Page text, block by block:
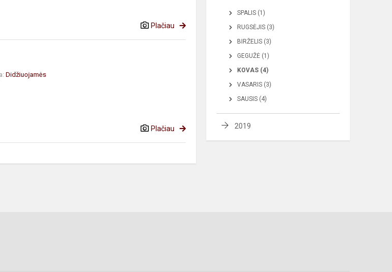
Plačiau
Didžiuojamės
Plačiau
SPALIS (1)
RUGSĖJIS (3)
BIRŽELIS (3)
GEGUŽĖ (1)
KOVAS (4)
VASARIS (3)
SAUSIS (4)
2019